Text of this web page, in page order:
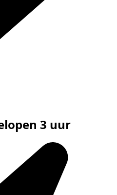
3 uur